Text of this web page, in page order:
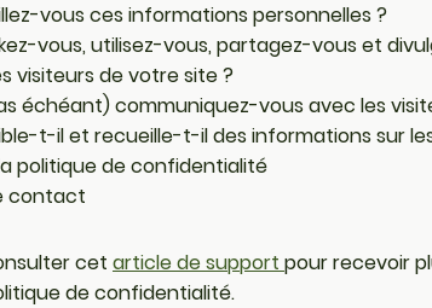
vous ces informations personnelles ?
vous, utilisez-vous, partagez-vous et
visiteurs de votre site ?
échéant) communiquez-vous avec les
t-il et recueille-t-il des informations sur
politique de confidentialité
contact
cet article desupport pour recevoir
de confidentialité.